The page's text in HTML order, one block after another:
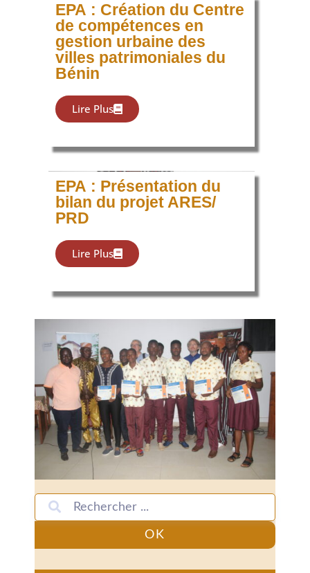
EPA : Création du Centre
de compétences en
gestion urbaine des
villes patrimoniales du
Bénin
Lire Plus
EPA : Présentation du
bilan du projet ARES/
PRD
Lire Plus
OK